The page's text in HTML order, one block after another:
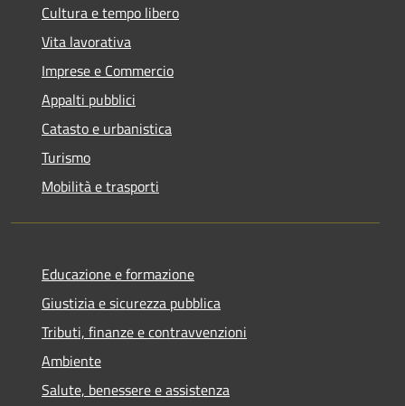
Cultura e tempo libero
Vita lavorativa
Imprese e Commercio
Appalti pubblici
Catasto e urbanistica
Turismo
Mobilità e trasporti
Educazione e formazione
Giustizia e sicurezza pubblica
Tributi, finanze e contravvenzioni
Ambiente
Salute, benessere e assistenza